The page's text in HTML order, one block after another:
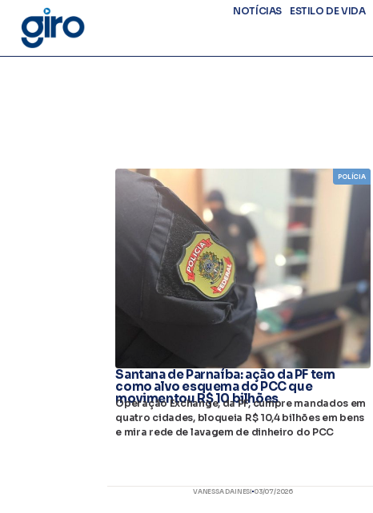
NOTÍCIAS ESTILO DE VIDA
POLÍCIA
Santana de Parnaíba: ação da PF tem
como alvo esquema do PCC que
movimentou R$ 10 bilhões
Operação Exchange, da PF, cumpre mandados em
quatro cidades, bloqueia R$ 10,4 bilhões em bens
e mira rede de lavagem de dinheiro do PCC
VANESSA DAINESI 03/07/2026